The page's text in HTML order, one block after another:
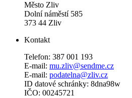
Město Zliv
Dolní náměstí 585
373 44 Zliv
Kontakt
Telefon: 387 001 193
E-mail: mu.zliv@sendme.cz
E-mail: podatelna@zliv.cz
ID datové schránky: 8dna98w
IČO: 00245721